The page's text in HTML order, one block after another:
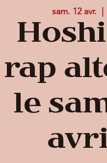
sam. 12 avr.
rap
le